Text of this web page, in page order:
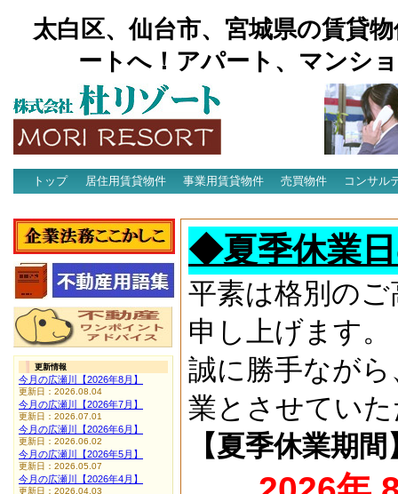
太白区、仙台市、宮城県の賃貸
ートへ！アパート、マンシ
トップ 居住用賃貸物件 事業用賃貸物件 売買物件
コンサル
◆夏季休業
平素は格別の
申し上げます。
誠に勝手なが
業とさせてい
【夏季休業期間
更新情報
今月の広瀬川【2026年8月】
更新日：2026.08.04
今月の広瀬川【2026年7月】
更新日：2026.07.01
今月の広瀬川【2026年6月】
更新日：2026.06.02
今月の広瀬川【2026年5月】
更新日：2026.05.07
今月の広瀬川【2026年4月】
更新日：2026.04.03